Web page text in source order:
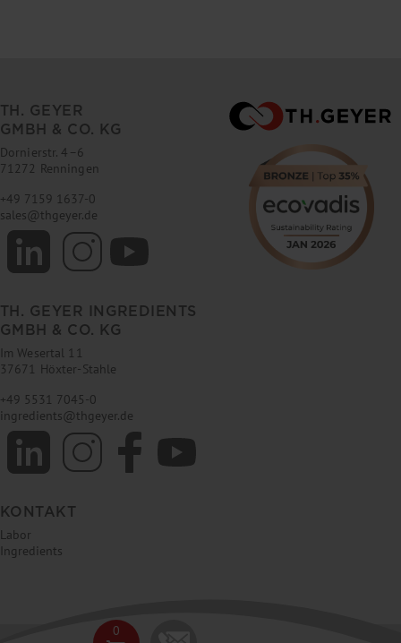
0
TH. GEYER
GMBH & CO. KG
Dornierstr. 4–6
71272 Renningen
+49 7159 1637-0
sales@thgeyer.de
TH. GEYER INGREDIENTS
GMBH & CO. KG
Im Wesertal 11
37671 Höxter-Stahle
+49 5531 7045-0
ingredients@thgeyer.de
KONTAKT
Labor
Ingredients